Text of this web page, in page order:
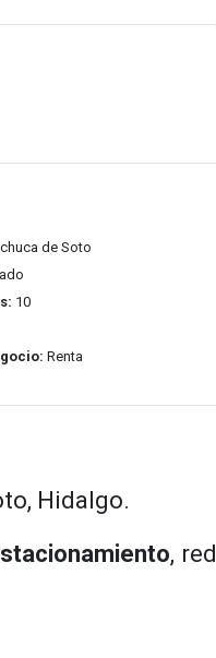
de Soto
10
Renta
Hidalgo.
, red